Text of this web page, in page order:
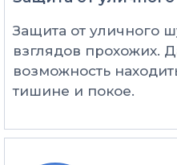
Защита от уличного
взглядов прохожих.
возможность
тишине и покое.